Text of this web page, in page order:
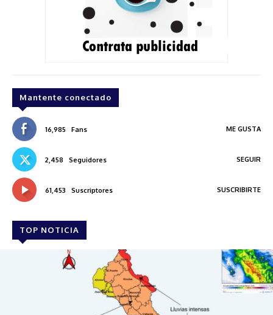
Mantente conectado
16,985 Fans ME GUSTA
2,458 Seguidores SEGUIR
61,453 Suscriptores SUSCRIBIRTE
TOP NOTICIA